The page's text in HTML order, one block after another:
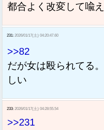
都合よく改変して喩
231: 2026/01/17(土) 04:20:47.60
>>82
だが女は殴られてる
しい
233: 2026/01/17(土) 04:28:55.54
>>231